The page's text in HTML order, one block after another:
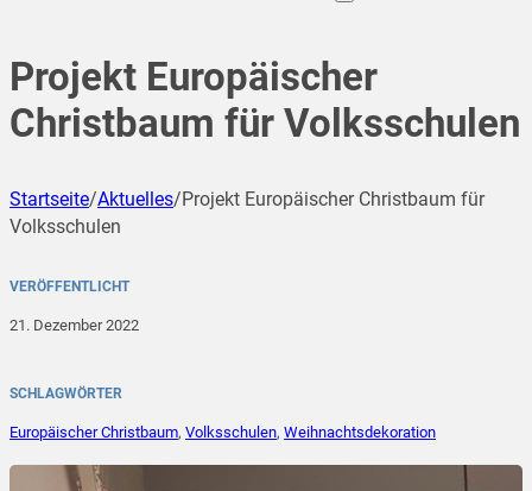
Projekt Europäischer
Christbaum für Volksschulen
Startseite/Aktuelles/Projekt Europäischer Christbaum für
Volksschulen
VERÖFFENTLICHT
21. Dezember 2022
SCHLAGWÖRTER
Europäischer Christbaum, Volksschulen, Weihnachtsdekoration